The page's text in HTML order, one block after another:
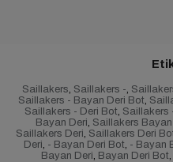
Saillakers Saillakers -
Saillakers - Bayan Deri Bot
Saillakers - Deri Bot Saillakers
Bayan Deri Saillakers
Saillakers Deri Saillakers Deri
Deri - Bayan Deri Bot - Bayan
Bayan Deri Bayan Deri Bot